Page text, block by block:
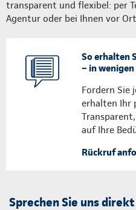
transparent und flexibel: per
Agentur oder bei Ihnen vor Ort.
So erhalten
– in
Fordern Sie
erhalten Ihr
auf Ihre
Rückruf
Sprechen Sie uns